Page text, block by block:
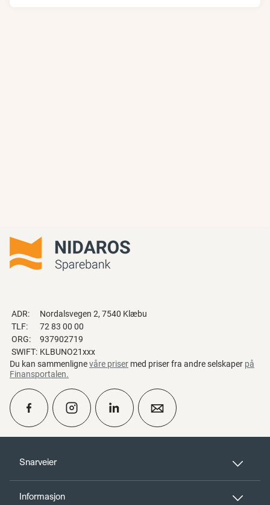
Snarveier
Informasjon
ADR:
Nordalsvegen 2, 7540 Klæbu
TLF:
72 83 00 00
ORG:
937902719
SWIFT: KLBUNO21xxx
Du kan sammenlignevåre priser med priser fra andre selskaper på
Finansportalen.